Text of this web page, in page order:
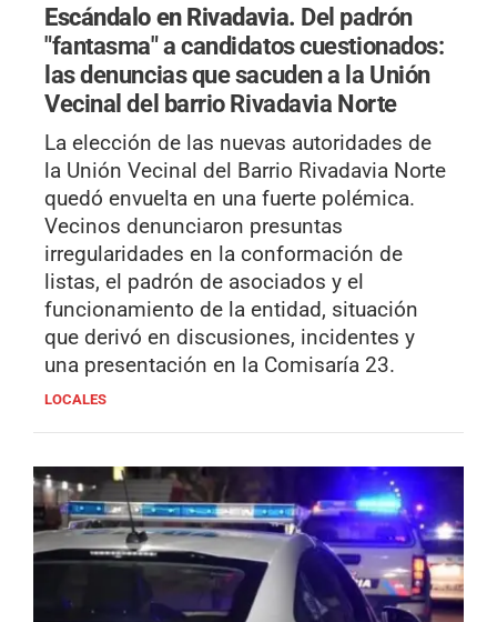
Escándalo en Rivadavia. Del padrón
"fantasma" a candidatos cuestionados:
las denuncias que sacuden a la Unión
Vecinal del barrio Rivadavia Norte
La elección de las nuevas autoridades de
la Unión Vecinal del Barrio Rivadavia Norte
quedó envuelta en una fuerte polémica.
Vecinos denunciaron presuntas
irregularidades en la conformación de
listas, el padrón de asociados y el
funcionamiento de la entidad, situación
que derivó en discusiones, incidentes y
una presentación en la Comisaría 23.
LOCALES